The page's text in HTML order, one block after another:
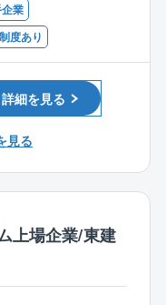
事、新設工事な
業化の検討段階
対応！
業所へ出張する
業
度あり
詳細を見る
見る
上場企業/東建